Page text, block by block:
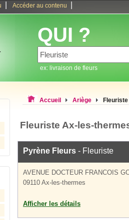
Accéder au contenu
QUI ?
ex: livraison de fleurs
Accueil Ariège
Fleuriste Ax-les-
Pyrène Fleurs - Fleuriste
AVENUE DOCTEUR FRANCOIS
09110 Ax-les-thermes
Afficher les détails